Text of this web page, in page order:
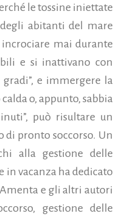
le tossine iniettate
abitanti del mare
mai durante
e si inattivano con
e immergere la
o, appunto, sabbia
può risultare un
pronto soccorso. Un
alla gestione delle
in vacanza ha dedicato
e gli altri autori
gestione delle